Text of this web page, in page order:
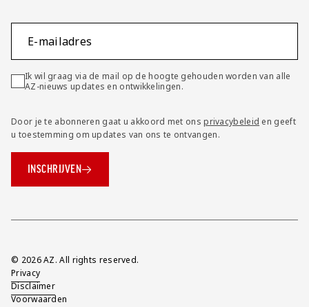
E-mailadres
Ik wil graag via de mail op de hoogte gehouden worden van alle
AZ-nieuws updates en ontwikkelingen.
Door je te abonneren gaat u akkoord met onsprivacybeleid en geeft
u toestemming om updates van ons te ontvangen.
INSCHRIJVEN
Overig
© 2026 AZ. All rights reserved.
Privacy
Disclaimer
Voorwaarden